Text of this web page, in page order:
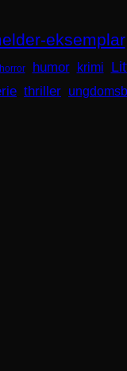
eksemplar
horror humor krimi
thriller